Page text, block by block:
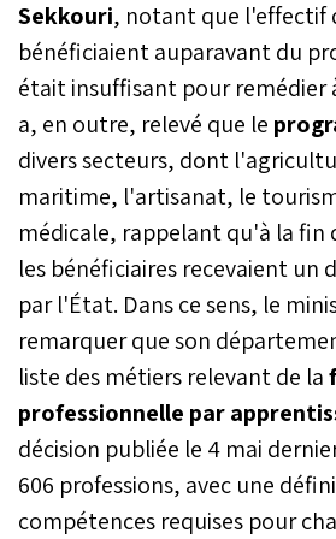
Sekkouri, notant que l'effectif
bénéficiaient auparavant du
était insuffisant pour remédier
a, en outre, relevé que le
divers secteurs, dont
maritime, l'artisanat, le
médicale, rappelant qu'à la fin
les bénéficiaires recevaient un
par l'État. Dans ce sens, le
remarquer que son
liste des métiers relevant de la
professionnelle par
décision publiée le 4 mai
606 professions, avec une
compétences requises pour